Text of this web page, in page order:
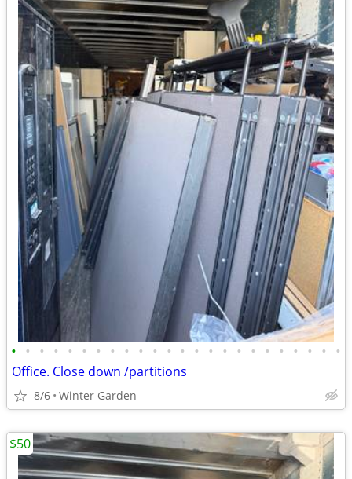
• • • • • • • • • • • • • • • • • • • • • • • •
Office. Close down /partitions
8/6 Winter Garden
$50